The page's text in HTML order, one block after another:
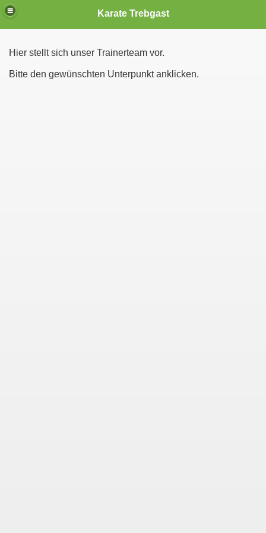
Karate Trebgast
Hier stellt sich unser Trainerteam vor.
Bitte den gewünschten Unterpunkt anklicken.